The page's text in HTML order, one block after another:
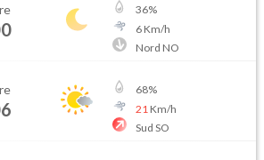
36%
6Km/h
Nord NO
68%
21 Km/h
Sud SO